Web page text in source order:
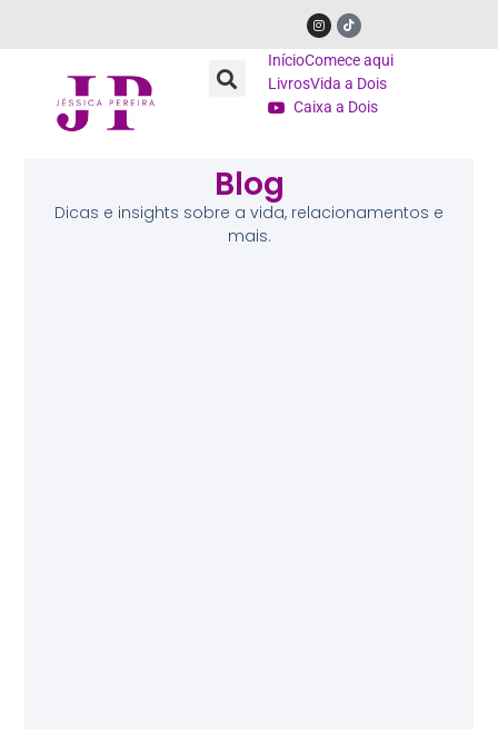
InícioComece aqui
LivrosVida a Dois
Caixa a Dois
Blog
Dicas e insights sobre a vida, relacionamentos e
mais.